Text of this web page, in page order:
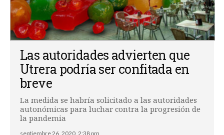
Las autoridades advierten que
Utrera podría ser confitada en
breve
La medida se habría solicitado a las autoridades
autonómicas para luchar contra la progresión de
la pandemia
septiembre 26, 2020, 2:38 pm